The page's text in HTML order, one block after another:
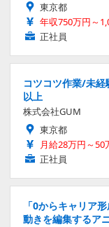
東京都
年収750万円～
正社員
コツコツ作業/未
以上
株式会社GUM
東京都
月給28万円～50
正社員
「0からキャリア
動きを編集するア